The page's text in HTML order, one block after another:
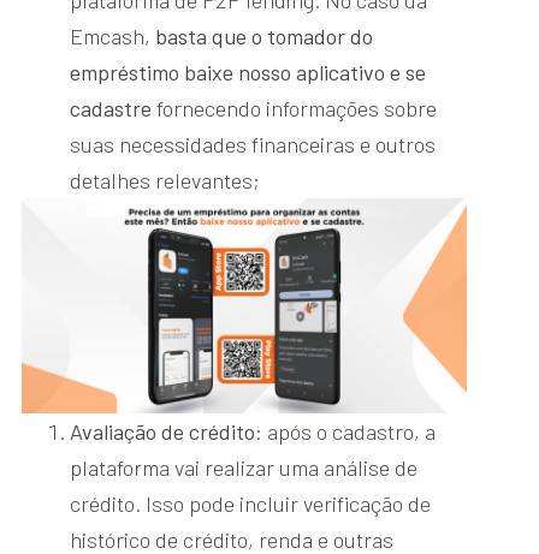
Emcash, basta que o tomador do
empréstimo baixe nosso aplicativo e se
cadastre fornecendo informações sobre
suas necessidades financeiras e outros
detalhes relevantes;
Avaliação de crédito: após o cadastro, a
plataforma vai realizar uma análise de
crédito. Isso pode incluir verificação de
histórico de crédito, renda e outras